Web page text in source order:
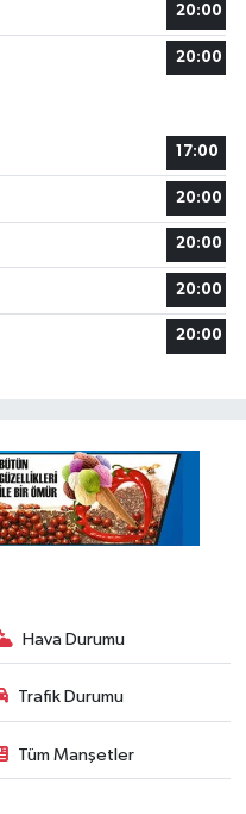
20:00
20:00
17:00
20:00
20:00
20:00
20:00
Hava Durumu
Trafik Durumu
Tüm Manşetler